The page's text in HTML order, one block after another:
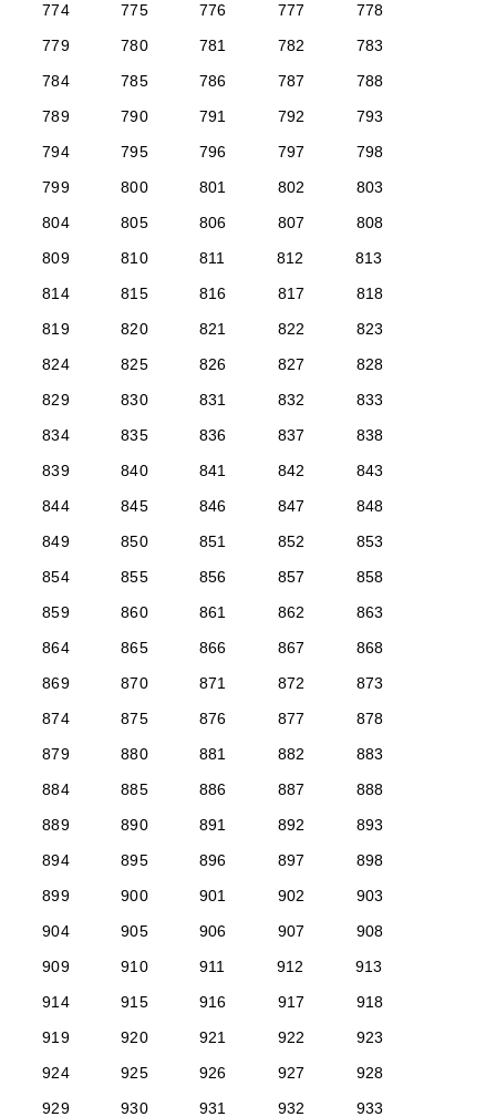
774
775 776 777
778
779
780 781 782
783
784
785 786 787
788
789
790 791 792
793
794
795 796 797
798
799
800 801 802
803
804
805 806 807
808
809
810 811 812
813
814
815 816 817
818
819
820 821 822
823
824
825 826 827
828
829
830 831 832
833
834
835 836 837
838
839
840 841 842
843
844
845 846 847
848
849
850 851 852
853
854
855 856 857
858
859
860 861 862
863
864
865 866 867
868
869
870 871 872
873
874
875 876 877
878
879
880 881 882
883
884
885 886 887
888
889
890 891 892
893
894
895 896 897
898
899
900 901 902
903
904
905 906 907
908
909
910 911 912
913
914
915 916 917
918
919
920 921 922
923
924
925 926 927
928
929
930 931 932 933